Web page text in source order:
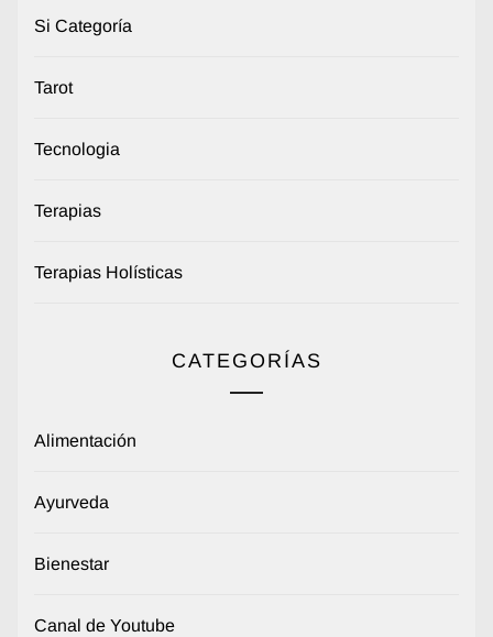
Si Categoría
Tarot
Tecnologia
Terapias
Terapias Holísticas
CATEGORÍAS
Alimentación
Ayurveda
Bienestar
Canal de Youtube